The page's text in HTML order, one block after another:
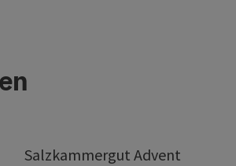
Salzkammergut Advent